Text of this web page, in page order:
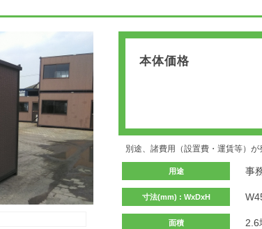
本体価格
別途、諸費用（設置費・運賃等）が
用途 事
寸法(mm) : WxDxH
面積 2.6